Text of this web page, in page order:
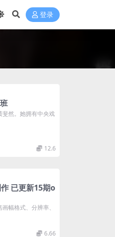
登录
然。她拥有中央戏
12.6
已更新15期o
幅格式、分辨率、
6.66